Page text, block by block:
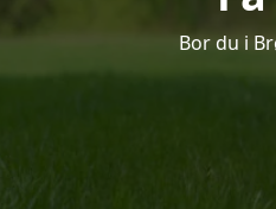
Bor du i